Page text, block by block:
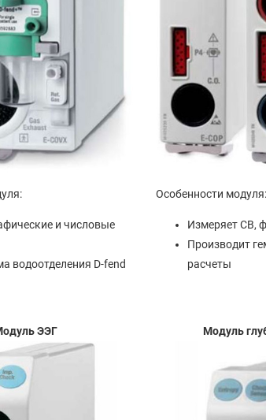
и числовые
водоотделения D-fend
Особенности модуля:
Измеряет СВ,
Производит
расчеты
ЭЭГ Модуль